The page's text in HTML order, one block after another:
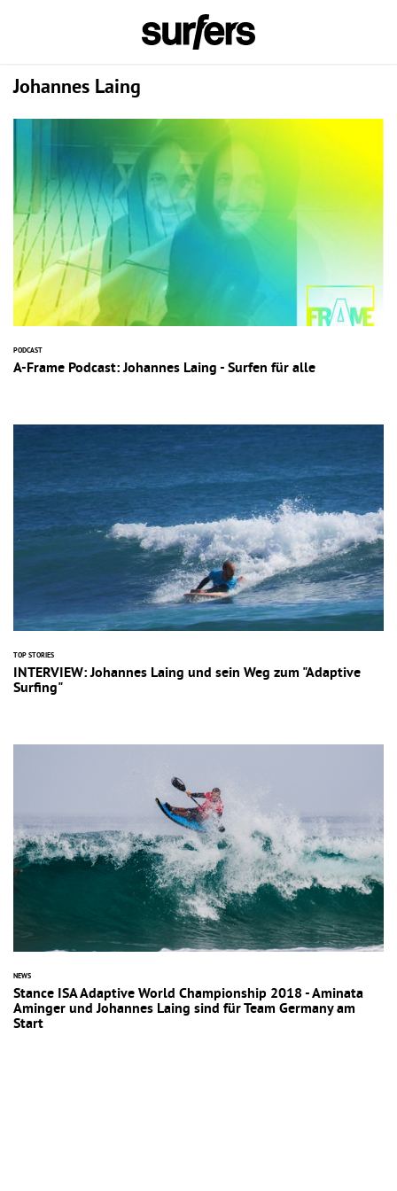
Johannes Laing
PODCAST
A-Frame Podcast: Johannes Laing - Surfen für alle
TOP STORIES
INTERVIEW: Johannes Laing und sein Weg zum "Adaptive
Surfing"
NEWS
Stance ISA Adaptive World Championship 2018 - Aminata
Aminger und Johannes Laing sind für Team Germany am
Start